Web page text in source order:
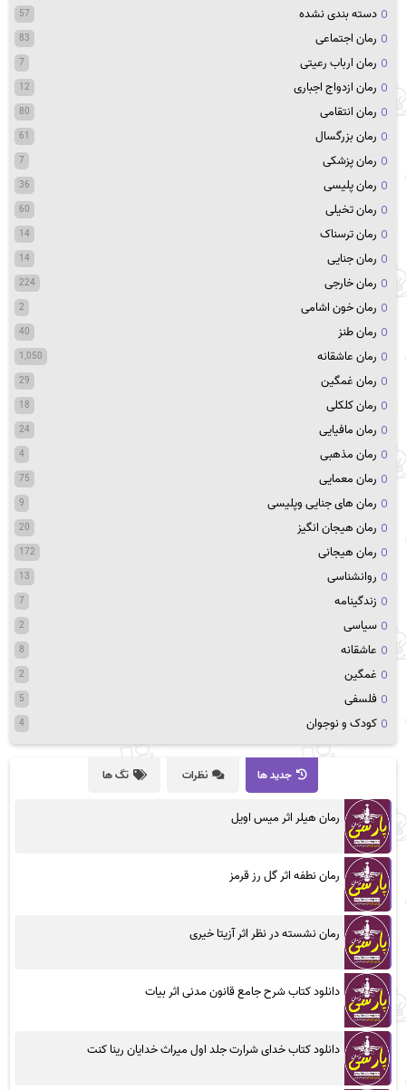
دسته بندی نشده 57
رمان اجتماعی 83
رمان ارباب رعیتی 7
رمان ازدواج اجباری 12
رمان انتقامی 80
رمان بزرگسال 61
رمان پزشکی 7
رمان پلیسی 36
رمان تخیلی 60
رمان ترسناک 14
رمان جنایی 14
رمان خارجی 224
رمان خون اشامی 2
رمان طنز 40
رمان عاشقانه 1,050
رمان غمگین 29
رمان کلکلی 18
رمان مافیایی 24
رمان مذهبی 4
رمان معمایی 75
رمان های جنایی وپلیسی 9
رمان هیجان انگیز 20
رمان هیجانی 172
روانشناسی 13
زندگینامه 7
سیاسی 2
عاشقانه 8
غمگین 2
فلسفی 5
کودک و نوجوان 4
جدید ها نظرات تگ ها
رمان هیلر اثر میس اویل
رمان نطفه اثر گل رز قرمز
رمان نشسته در نظر اثر آزیتا خیری
دانلود کتاب شرح جامع قانون مدنی اثر بیات
دانلود کتاب خدای شرارت جلد اول میراث خدایان رینا کنت